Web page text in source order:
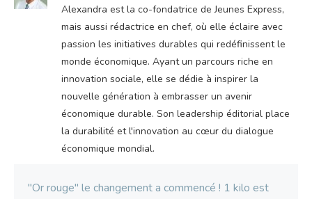
Alexandra est la co-fondatrice de Jeunes Express,
mais aussi rédactrice en chef, où elle éclaire avec
passion les initiatives durables qui redéfinissent le
monde économique. Ayant un parcours riche en
innovation sociale, elle se dédie à inspirer la
nouvelle génération à embrasser un avenir
économique durable. Son leadership éditorial place
la durabilité et l'innovation au cœur du dialogue
économique mondial.
"Or rouge" le changement a commencé ! 1 kilo est